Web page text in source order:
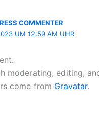
COMMENTER
UM 12:59 AM UHR
moderating, editing,
come from Gravatar.